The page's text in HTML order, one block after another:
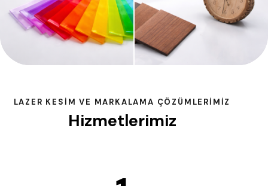
LAZER KESIM VE MARKALAMA ÇÖZÜMLERIMIZ
Hizmetlerimiz